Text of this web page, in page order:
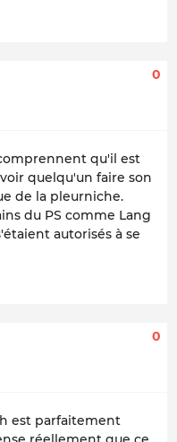
0
qu'il est
quelqu'un faire son
de la pleurniche.
du PS comme Lang
autorisés à se
0
est parfaitement